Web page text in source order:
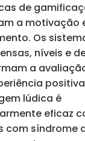
de
a motivação
Os
níveis e
a
lúdica é
eficaz
com síndrome